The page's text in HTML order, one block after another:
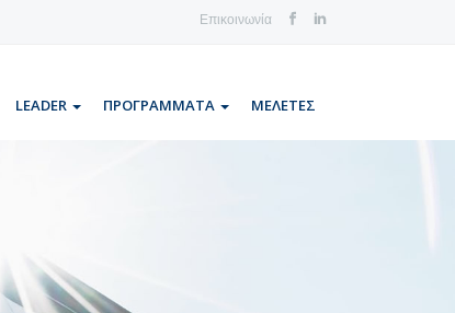
Επικοινωνία
LEADER ΠΡΟΓΡΑΜΜΑΤΑ ΜΕΛΕΤΕΣ